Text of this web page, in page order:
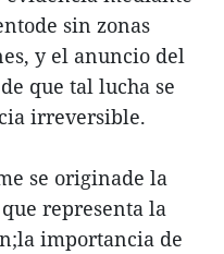
sin zonas
y el anuncio del
que tal lucha se
irreversible.
se originade la
representa la
importancia de